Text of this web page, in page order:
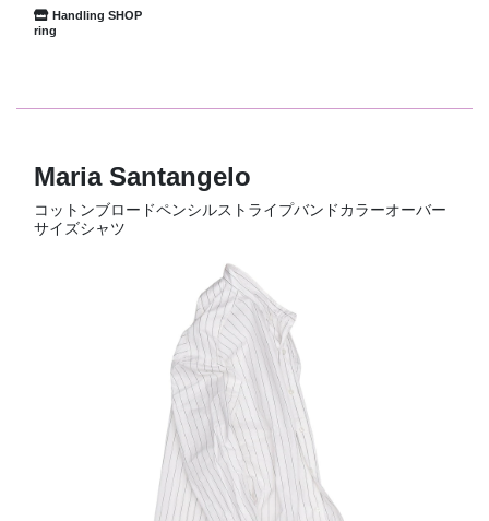
Handling SHOP
ring
Maria Santangelo
コットンブロードペンシルストライプバンドカラーオーバー
サイズシャツ